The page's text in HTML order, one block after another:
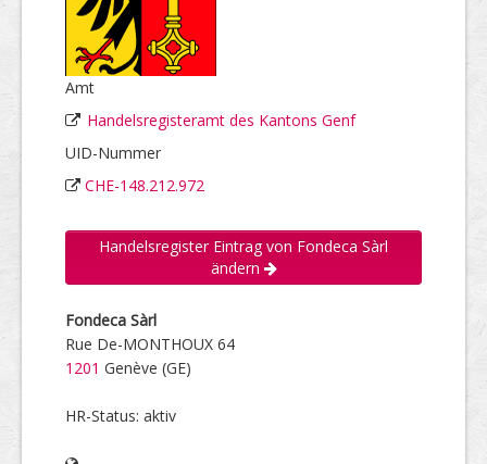
Amt
Handelsregisteramt des Kantons Genf
UID-Nummer
CHE-148.212.972
Handelsregister Eintrag von Fondeca Sàrl
ändern
Fondeca Sàrl
Rue De-MONTHOUX 64
1201 Genève (GE)
HR-Status: aktiv